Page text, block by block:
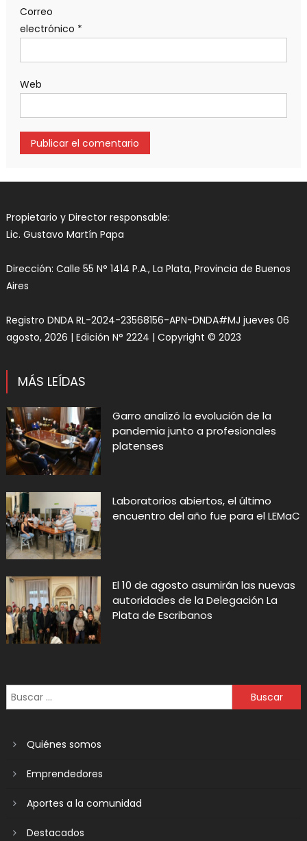
Correo
electrónico *
Web
Propietario y Director responsable:
Lic. Gustavo Martín Papa
Dirección: Calle 55 N° 1414 P.A., La Plata, Provincia de Buenos
Aires
Registro DNDA RL-2024-23568156-APN-DNDA#MJ jueves 06
agosto, 2026 | Edición N° 2224 | Copyright © 2023
MÁS LEÍDAS
Garro analizó la evolución de la
pandemia junto a profesionales
platenses
Laboratorios abiertos, el último
encuentro del año fue para el LEMaC
El 10 de agosto asumirán las nuevas
autoridades de la Delegación La
Plata de Escribanos
Quiénes somos
Emprendedores
Aportes a la comunidad
Destacados